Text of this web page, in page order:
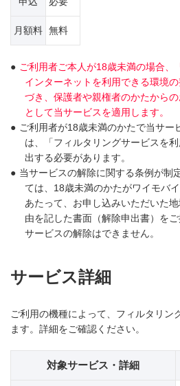
月額料 無料
● ご利用者ご本人が18歳未満の場合、
インターネットを利用できる環境
づき、保護者や親権者のかたから
として当サービスを適用します。
● ご利用者が18歳未満のかたで当サー
は、「フィルタリングサービスを
出する必要があります。
● 当サービスの解除に関する条例が制
ては、18歳未満のかたがワイモバ
あたって、お申し込みいただいた
由を記した書面（解除申出書）を
サービスの解除はできません。
サービス詳細
ご利用の機種によって、フィルタリン
ます。詳細をご確認ください。
対象サービス・詳細